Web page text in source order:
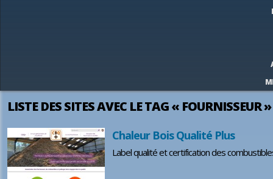
LISTE DES SITES AVEC LE TAG « FOURNISSEUR »
Chaleur Bois Qualité Plus
Label qualité et certification des